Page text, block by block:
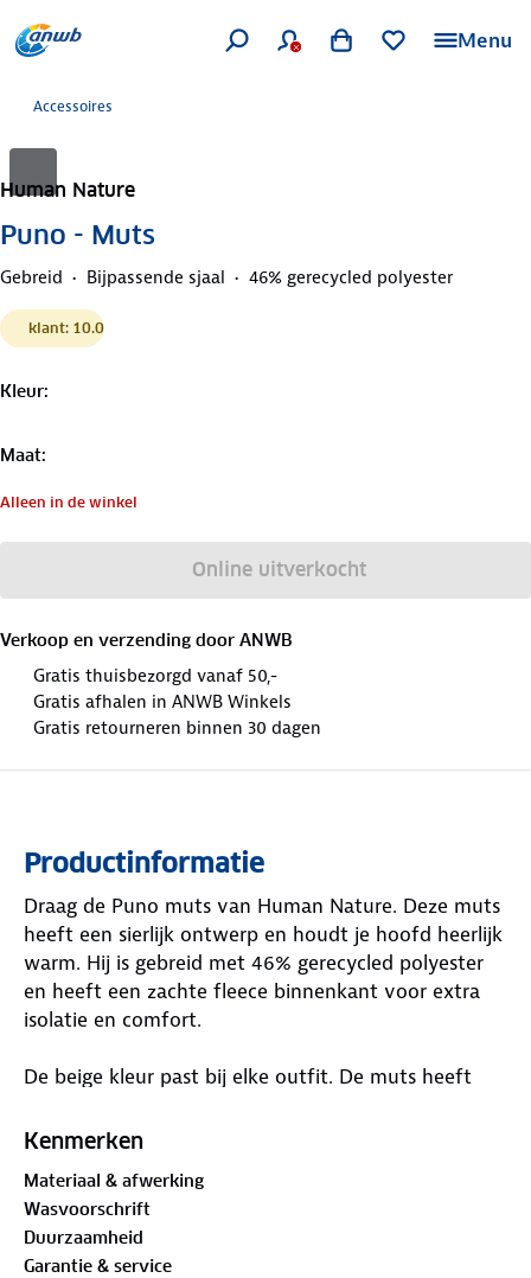
Menu
Accessoires
Human Nature
Puno - Muts
Gebreid Bijpassende sjaal 46% gerecycled polyester
klant: 10.0
Kleur:
Maat:
Alleen in de winkel
Online uitverkocht
Verkoop en verzending door ANWB
Gratis thuisbezorgd vanaf 50,-
Gratis afhalen in ANWB Winkels
Gratis retourneren binnen 30 dagen
Productinformatie
Draag de Puno muts van Human Nature. Deze muts
heeft een sierlijk ontwerp en houdt je hoofd heerlijk
warm. Hij is gebreid met 46% gerecycled polyester
en heeft een zachte fleece binnenkant voor extra
isolatie en comfort.
De beige kleur past bij elke outfit. De muts heeft
Combineer de muts met de bijpassende
Materiaal
46% gerecycled polyester, 54% acryl
Kenmerken
Materiaal & afwerking
Wasvoorschrift
Duurzaamheid
Garantie & service